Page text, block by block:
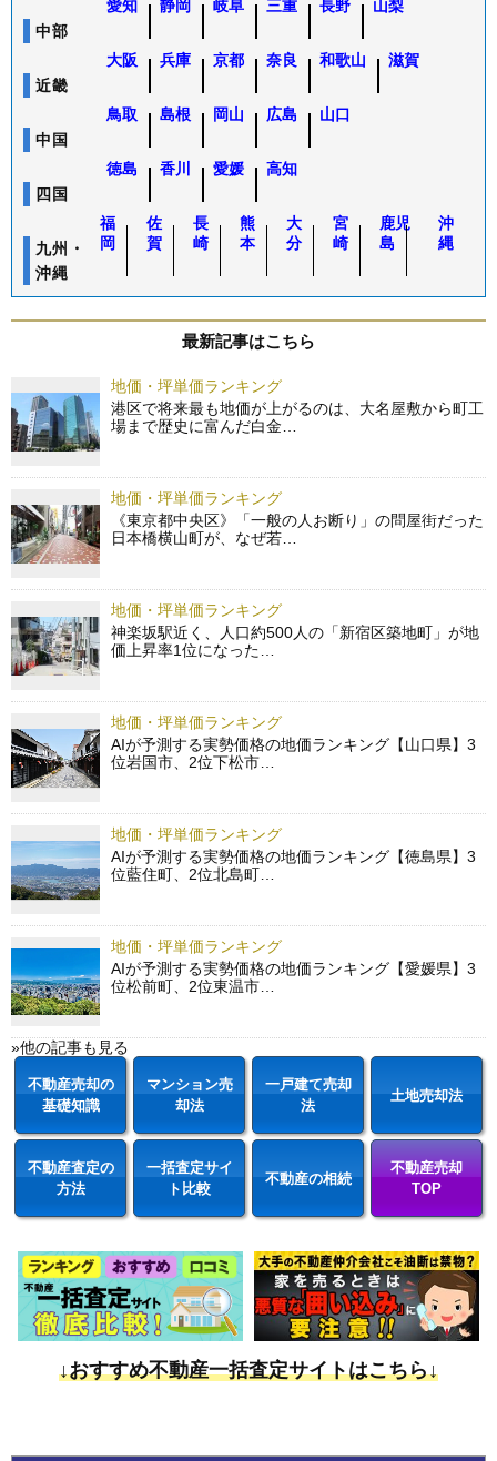
中部
愛知 静岡 岐阜 三重 長野 山梨
近畿
大阪 兵庫 京都 奈良 和歌山 滋賀
中国
鳥取 島根 岡山 広島 山口
四国
徳島 香川 愛媛 高知
九州・
沖縄
福
岡
佐
賀
長
崎
熊
本
大
分
宮
崎
鹿児
島
沖
縄
最新記事はこちら
地価・坪単価ランキング
港区で将来最も地価が上がるのは、大名屋敷から町工
場まで歴史に富んだ白金…
地価・坪単価ランキング
《東京都中央区》「一般の人お断り」の問屋街だった
日本橋横山町が、なぜ若…
地価・坪単価ランキング
神楽坂駅近く、人口約500人の「新宿区築地町」が地
価上昇率1位になった…
地価・坪単価ランキング
AIが予測する実勢価格の地価ランキング【山口県】3
位岩国市、2位下松市…
地価・坪単価ランキング
AIが予測する実勢価格の地価ランキング【徳島県】3
位藍住町、2位北島町…
地価・坪単価ランキング
AIが予測する実勢価格の地価ランキング【愛媛県】3
位松前町、2位東温市…
»他の記事も見る
不動産売却の
基礎知識
マンション売
却法
一戸建て売却
法
土地売却法
不動産査定の
方法
一括査定サイ
ト比較
不動産の相続
不動産売却
TOP
↓おすすめ不動産一括査定サイトはこちら↓